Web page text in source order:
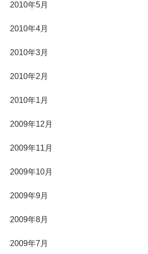
2010年5月
2010年4月
2010年3月
2010年2月
2010年1月
2009年12月
2009年11月
2009年10月
2009年9月
2009年8月
2009年7月